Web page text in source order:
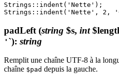
Strings::indent('Nette');
padLeft (string $s, int
' `): string
Remplit une chaîne UTF-8 à la
chaîne $pad depuis la gauche.